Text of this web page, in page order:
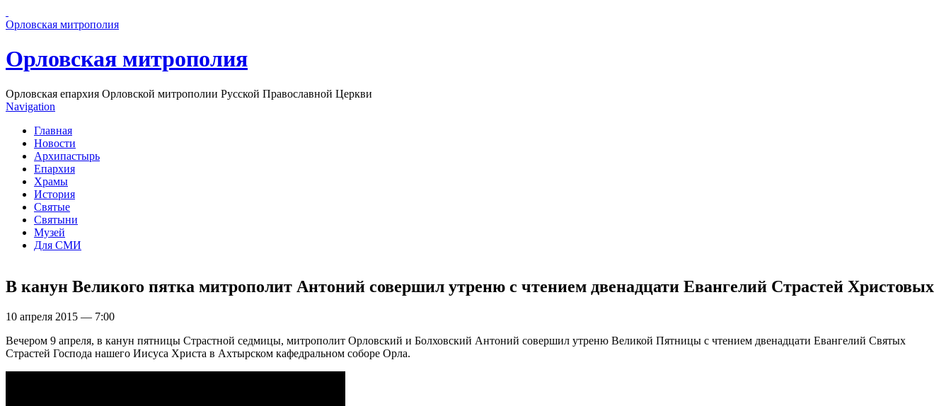
Орловская митрополия
Орловская митрополия
Орловская епархия Орловской митрополии Русской Православной Церкви
Navigation
Главная
Новости
Архипастырь
Епархия
Храмы
История
Святые
Святыни
Музей
Для СМИ
В канун Великого пятка митрополит Антоний совершил утреню с чтением двенадцати Евангелий Страстей Христовых
10 апреля 2015 — 7:00
Вечером 9 апреля, в канун пятницы Страстной седмицы, митрополит Орловский и Болховский Антоний совершил утреню Великой Пятницы с чтением двенадцати Евангелий Святых
Страстей Господа нашего Иисуса Христа в Ахтырском кафедральном соборе Орла.